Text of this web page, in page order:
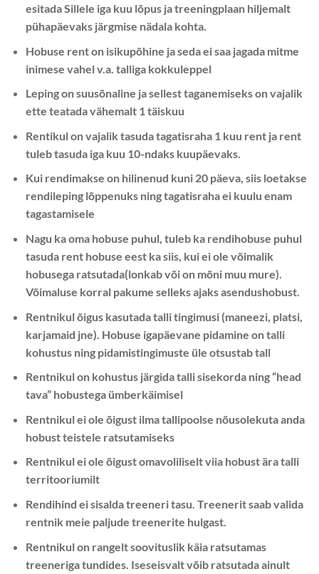
esitada Sillele iga kuu lõpus ja treeningplaan hiljemalt
pühapäevaks järgmise nädala kohta.
Hobuse rent on isikupõhine ja seda ei saa jagada mitme
inimese vahel v.a. talliga kokkuleppel
Leping on suusõnaline ja sellest taganemiseks on vajalik
ette teatada vähemalt 1 täiskuu
Rentikul on vajalik tasuda tagatisraha 1 kuu rent ja rent
tuleb tasuda iga kuu 10-ndaks kuupäevaks.
Kui rendimakse on hilinenud kuni 20 päeva, siis loetakse
rendileping lõppenuks ning tagatisraha ei kuulu enam
tagastamisele
Nagu ka oma hobuse puhul, tuleb ka rendihobuse puhul
tasuda rent hobuse eest ka siis, kui ei ole võimalik
hobusega ratsutada(lonkab või on mõni muu mure).
Võimaluse korral pakume selleks ajaks asendushobust.
Rentnikul õigus kasutada talli tingimusi (maneezi, platsi,
karjamaid jne). Hobuse igapäevane pidamine on talli
kohustus ning pidamistingimuste üle otsustab tall
Rentnikul on kohustus järgida talli sisekorda ning “head
tava” hobustega ümberkäimisel
Rentnikul ei ole õigust ilma tallipoolse nõusolekuta anda
hobust teistele ratsutamiseks
Rentnikul ei ole õigust omavoliliselt viia hobust ära talli
territooriumilt
Rendihind ei sisalda treeneri tasu. Treenerit saab valida
rentnik meie paljude treenerite hulgast.
Rentnikul on rangelt soovituslik käia ratsutamas
treeneriga tundides. Iseseisvalt võib ratsutada ainult